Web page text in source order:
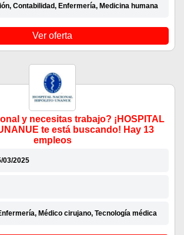
Contabilidad, Enfermería, Medicina humana
Ver oferta
y necesitas trabajo? ¡HOSPITAL
te está buscando! Hay 13
empleos
03/2025
Médico cirujano, Tecnología médica